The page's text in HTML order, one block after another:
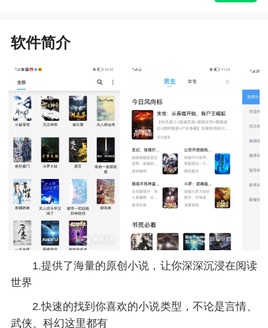
软件简介
1.提供了海量的原创小说，让你深深沉浸在阅读
世界
2.快速的找到你喜欢的小说类型，不论是言情、
武侠、科幻这里都有